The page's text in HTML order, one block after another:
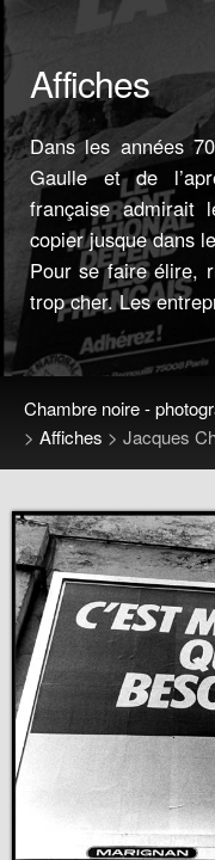
Affiches
Dans les années
Gaulle et de
française admirait
copier jusque dans
Pour se faire élire,
trop cher. Les
Chambre noire -
> Affiches > Jacques